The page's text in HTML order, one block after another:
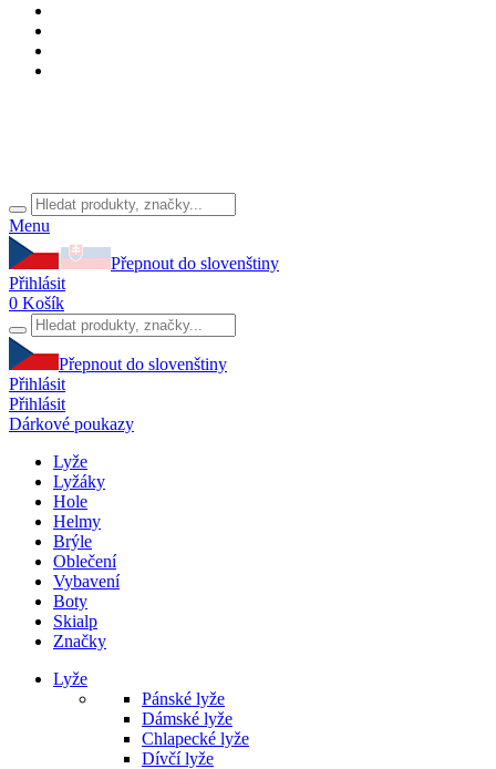
Menu
Přepnout do slovenštiny
Přihlásit
0 Košík
Přepnout do slovenštiny
Přihlásit
Přihlásit
Dárkové poukazy
Lyže
Lyžáky
Hole
Helmy
Brýle
Oblečení
Vybavení
Boty
Skialp
Značky
Lyže
Pánské lyže
Dámské lyže
Chlapecké lyže
Dívčí lyže